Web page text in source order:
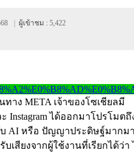
ผู้เข้าชม : 5,422
าง META เจ้าของโซเชียลมี
ะ Instagram ได้ออกมาโปรโมตถึ
AI หรือ ปัญญาประดิษฐ์มากม
บเสียงจากผู้ใช้งานที่เรียกได้ว่